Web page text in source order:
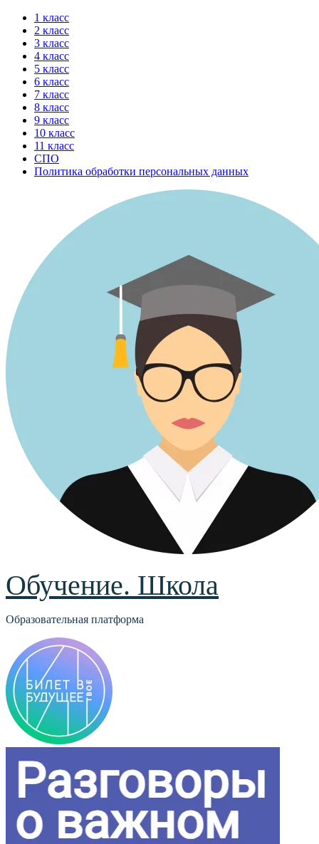
Перейти
содержимому
1 класс
2 класс
3 класс
4 класс
5 класс
6 класс
7 класс
8 класс
9 класс
10 класс
11 класс
СПО
Политика обработки персональных данных
Обучение. Школа
Образовательная платформа